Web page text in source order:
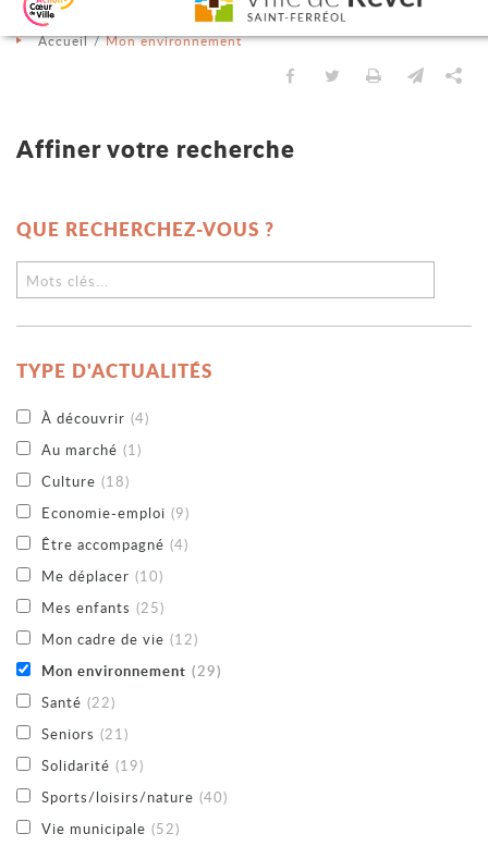
Aller au contenu
Aller au menu
Aller à la recherche
Changer le contraste
Accueil Mon environnement
Partager sur Facebook
Partager sur
Imprimer
QUE RECHERCHEZ-VOUS ?
TYPE D'ACTUALITÉS
À découvrir (4)
Au marché (1)
Culture (18)
Economie-emploi (9)
Être accompagné (4)
Me déplacer (10)
Mes enfants (25)
Mon cadre de vie (12)
Mon environnement (29)
Santé (22)
Seniors (21)
Solidarité (19)
Sports/loisirs/nature (40)
Vie municipale (52)